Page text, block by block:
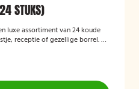
STUKS)
luxe assortiment van 24 koude
receptie of gezellige borrel. De
gasten eenvoudig kunt trakteren